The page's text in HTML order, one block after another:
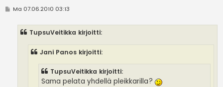
VMa 07.06.2010 03:13
TupsuVeitikka kirjoitti:
Jani Panos kirjoitti:
TupsuVeitikka kirjoitti:
Sama pelata yhdellä pleikkarilla?